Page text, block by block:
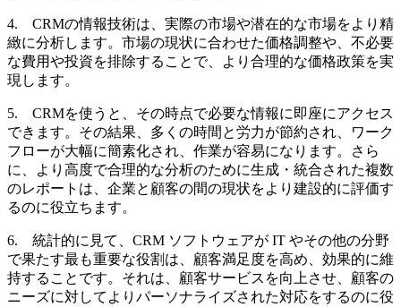
4. CRMの情報技術は、実際の市場や潜在的な市場をより精
緻に分析します。市場の現状に合わせた価格調整や、不必要
な費用や投資を排除することで、より合理的な価格政策を実
現します。
5. CRMを使うと、その時点で必要な情報に即座にアクセス
できます。その結果、多くの時間と労力が節約され、ワーク
フローが大幅に簡素化され、作業が容易になります。さら
に、より高度で合理的な分析のために生成・統合された複数
のレポートは、企業と顧客の間の現状をより建設的に評価す
るのに役立ちます。
6. 統計的に見て、CRM ソフトウェアが IT やその他の分野
で果たす最も重要な役割は、顧客満足度を高め、効果的に維
持することです。それは、顧客サービスを向上させ、顧客の
ニーズに対してよりパーソナライズされた対応をするのに役